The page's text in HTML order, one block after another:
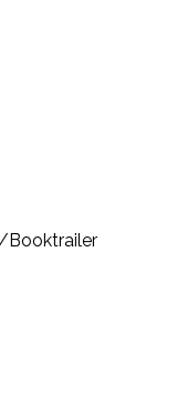
Booktrailer